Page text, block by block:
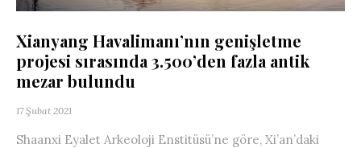
Xianyang Havalimanı’nın genişletme
projesi sırasında 3.500’den fazla antik
mezar bulundu
17 Şubat 2021
Shaanxi Eyalet Arkeoloji Enstitüsü’ne göre, Xi’an’daki